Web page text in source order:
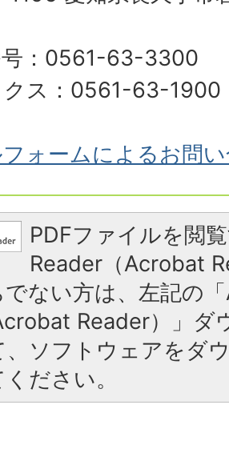
号：0561-63-3300
クス：0561-63-1900
ォームによるお問
PDFファイルを閲
Reader（Acrobat
ない方は、左記の
Reader）」ダ
、ソフトウェアをダ
ださい。